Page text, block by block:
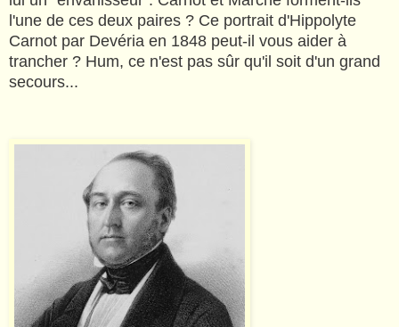
l'une de ces deux paires ? Ce portrait d'Hippolyte
Carnot par Devéria en 1848 peut-il vous aider à
trancher ? Hum, ce n'est pas sûr qu'il soit d'un grand
secours...